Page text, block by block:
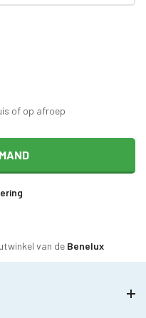
of op afroep
van de Benelux